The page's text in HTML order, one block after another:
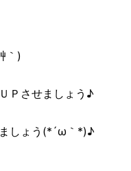
｀)
Ｐさせましょう♪
しょう(*´ω｀*)♪